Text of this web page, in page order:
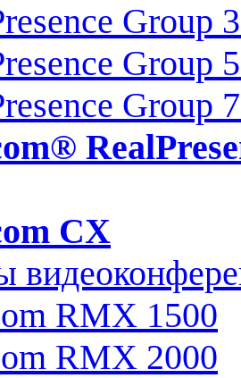
Group
Group
Group
CX
RMX 1500
RMX 2000